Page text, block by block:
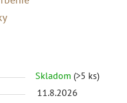
Skladom (>5 ks)
11.8.2026